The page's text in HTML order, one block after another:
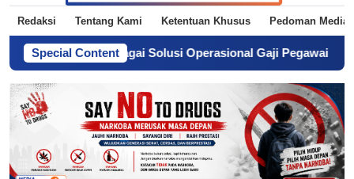
Redaksi Tentang Kami Ketentuan Khusus Pedoman Media
Special Content
sebagai Solusi Operasional Gaji Pegawai Pemda- Dari